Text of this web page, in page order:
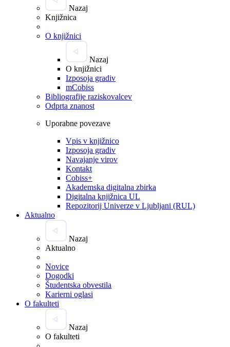
Nazaj
Knjižnica
O knjižnici
Nazaj
O knjižnici
Izposoja gradiv
mCobiss
Bibliografije raziskovalcev
Odprta znanost
Uporabne povezave
Vpis v knjižnico
Izposoja gradiv
Navajanje virov
Kontakt
Cobiss+
Akademska digitalna zbirka
Digitalna knjižnica UL
Repozitorij Univerze v Ljubljani (RUL)
Aktualno
Nazaj
Aktualno
Novice
Dogodki
Študentska obvestila
Karierni oglasi
O fakulteti
Nazaj
O fakulteti